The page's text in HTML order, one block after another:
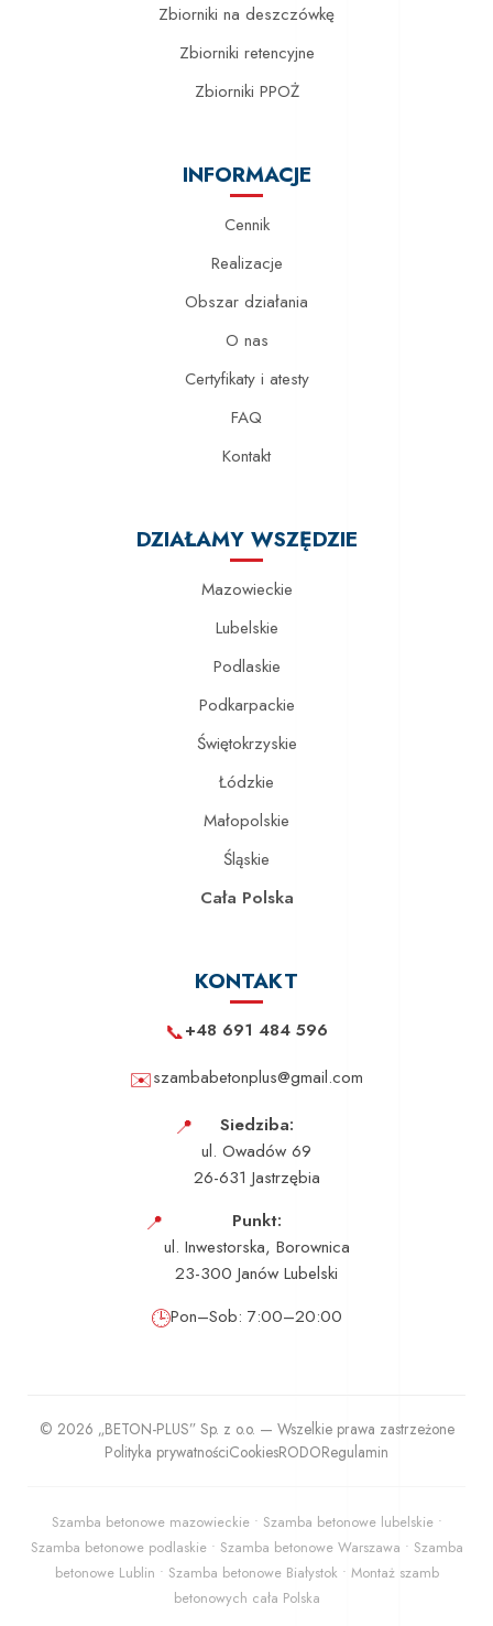
Zbiorniki na deszczówkę
Zbiorniki retencyjne
Zbiorniki PPOŻ
INFORMACJE
Cennik
Realizacje
Obszar działania
O nas
Certyfikaty i atesty
FAQ
Kontakt
DZIAŁAMY WSZĘDZIE
Mazowieckie
Lubelskie
Podlaskie
Podkarpackie
Świętokrzyskie
Łódzkie
Małopolskie
Śląskie
Cała Polska
KONTAKT
📞+48 691 484 596
✉️szambabetonplus@gmail.com
📍
Siedziba:
ul. Owadów 69
26-631 Jastrzębia
📍
Punkt:
ul. Inwestorska, Borownica
23-300 Janów Lubelski
🕒Pon–Sob: 7:00–20:00
© 2026 „BETON-PLUS” Sp. z o.o. — Wszelkie prawa zastrzeżone
Polityka prywatnościCookiesRODORegulamin
Szamba betonowe mazowieckie • Szamba betonowe lubelskie •
Szamba betonowe podlaskie • Szamba betonowe Warszawa • Szamba
betonowe Lublin • Szamba betonowe Białystok • Montaż szamb
betonowych cała Polska